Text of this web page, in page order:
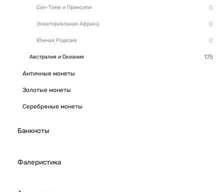
Сан-Томе и Принсипи
Экваториальная Африка
Южная Родезия
Австралия и Океания
Античные монеты
Золотые монеты
Серебряные монеты
Банкноты
Фалеристика